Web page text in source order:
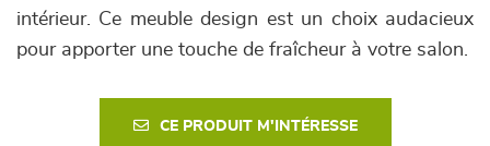
intérieur. Ce meuble design est un choix audacieux
pour apporter une touche de fraîcheur à votre salon.
CE PRODUIT M'INTÉRESSE